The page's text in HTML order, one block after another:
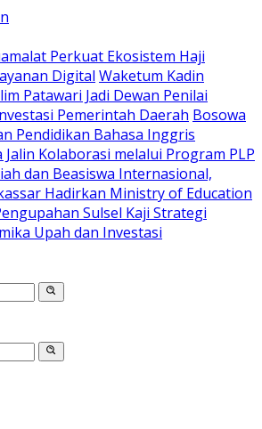
Perkuat Ekosistem Haji
Digital Waketum Kadin
Patawari Jadi Dewan Penilai
Pemerintah Daerah Bosowa
Pendidikan Bahasa Inggris
Kolaborasi melalui Program PLP
dan Beasiswa Internasional,
Hadirkan Ministry of Education
Sulsel Kaji Strategi
Upah dan Investasi